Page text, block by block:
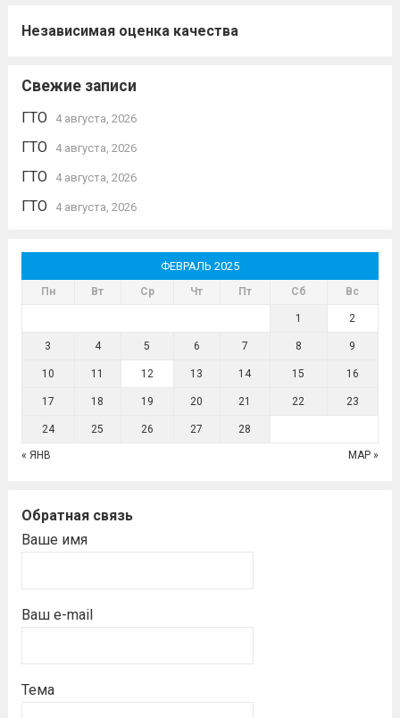
Независимая оценка качества
Свежие записи
ГТО 4 августа, 2026
ГТО 4 августа, 2026
ГТО 4 августа, 2026
ГТО 4 августа, 2026
ФЕВРАЛЬ 2025
Пн Вт Ср Чт Пт Сб Вс
1 2
3 4 5 6 7 8 9
10 11 12 13 14 15 16
17 18 19 20 21 22 23
24 25 26 27 28
« ЯНВ МАР »
Обратная связь
Ваше имя
Ваш e-mail
Тема